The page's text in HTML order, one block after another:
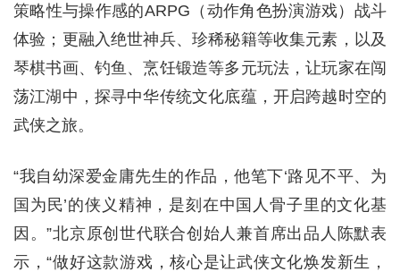
策略性与操作感的ARPG（动作角色扮演游戏）战斗
体验；更融入绝世神兵、珍稀秘籍等收集元素，以及
琴棋书画、钓鱼、烹饪锻造等多元玩法，让玩家在闯
荡江湖中，探寻中华传统文化底蕴，开启跨越时空的
武侠之旅。
“我自幼深爱金庸先生的作品，他笔下‘路见不平、为
国为民’的侠义精神，是刻在中国人骨子里的文化基
因。”北京原创世代联合创始人兼首席出品人陈默表
示，“做好这款游戏，核心是让武侠文化焕发新生，